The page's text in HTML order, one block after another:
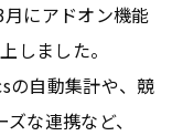
にアドオン機能
しました。
の自動集計や、競
な連携など、